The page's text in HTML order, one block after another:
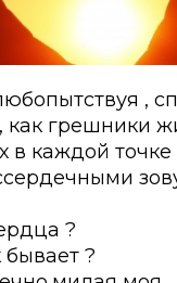
,
как грешники
в каждой
?
бывает ?